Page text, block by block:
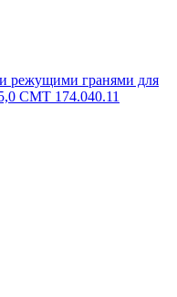
режущими гранями для
CMT 174.040.11